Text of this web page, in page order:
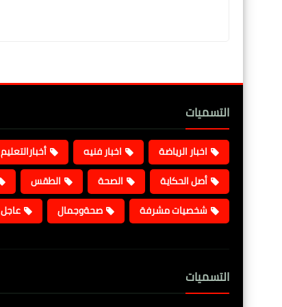
التسميات
اخبار الرياضة اخبار فنيه أخبارالتعليم
أصل الحكاية
الصحة الطقس
شخصيات مشرفة
صحةوجمال عاجل
التسميات